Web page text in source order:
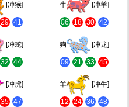
[冲猴]
29 41
牛 [冲羊]
06 18 30 42
[冲蛇]
32 44
狗 [冲龙]
09 21 33 45
[冲虎]
35 47
羊 [冲牛]
12 24 36 48